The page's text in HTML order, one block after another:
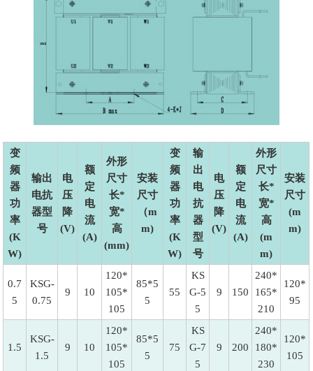
变
频
器
功
率
(K
W)
输出
电抗
器型
号
电
压
降
(V)
额
定
电
流
(A)
外形
尺寸
长*
宽*
高
(mm)
安装
尺寸
（m
m)
变
频
器
功
率
(K
W)
输
出
电
抗
器
型
号
电
压
降
(V)
额
定
电
流
(A)
外形
尺寸
长*
宽*
高
(m
m)
安装
尺寸
(m
m)
0.7
5
KSG-
0.75
9 10
120*
105*
105
85*5
5
55
KS
G-5
5
9 150
240*
165*
210
120*
95
1.5
KSG-
1.5
9 10
120*
105*
105
85*5
5
75
KS
G-7
5
9 200
240*
180*
230
120*
105